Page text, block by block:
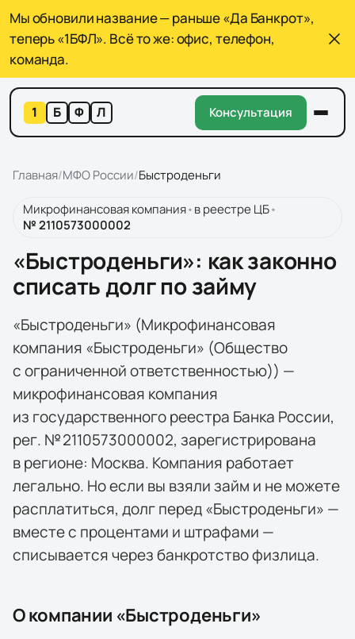
Мы обновили название — раньше «Да Банкрот»,
теперь «1БФЛ». Всё то же: офис, телефон,
команда.
1 Б Ф Л Консультация
Главная/МФО России/Быстроденьги
Микрофинансовая компания•в реестре ЦБ•
№2110573000002
«Быстроденьги»: как законно
списать долг по займу
«Быстроденьги» (Микрофинансовая
компания «Быстроденьги» (Общество
с ограниченной ответственностью)) —
микрофинансовая компания
из государственного реестра Банка России,
рег. № 2110573000002, зарегистрирована
в регионе: Москва. Компания работает
легально. Но если вы взяли займ и не можете
расплатиться, долг перед «Быстроденьги» —
вместе с процентами и штрафами —
списывается через банкротство физлица.
О компании «Быстроденьги»